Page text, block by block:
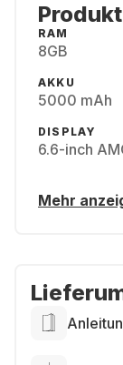
RAM
8GB
AKKU
5000 mAh
DISPLAY
6.6-inch
Mehr